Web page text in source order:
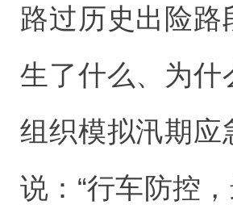
路过历史出险
生了什么、为什
组织模拟汛期应
说：“行车防控